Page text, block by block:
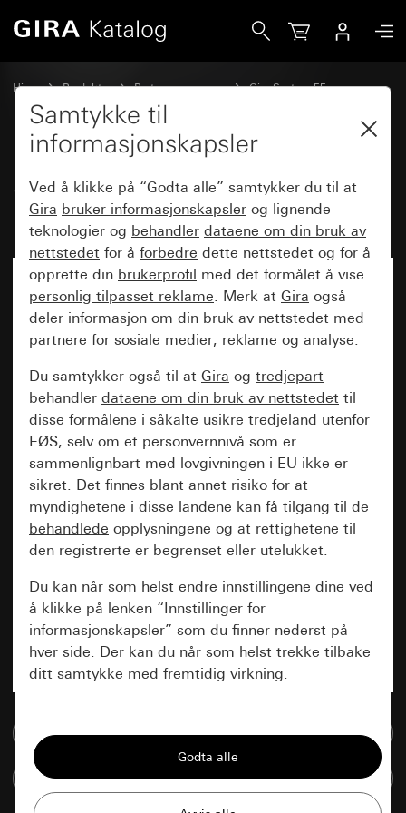
Hjem Produkter Bryterprogrammer
Gira System 55
Kobling og trykking
System 3000 betjeningspåsats
BT System 55
Til mediadatabase
Sammenlign artikkel
Samtykke til
informasjonskapsler
Ved å klikke på “Godta alle” samtykker du til at
Gira bruker informasjonskapsler og lignende
teknologier og behandler dataene om din bruk av
nettstedet for å forbedre dette nettstedet og for å
opprette din brukerprofil med det formålet å vise
personlig tilpasset reklame. Merk at Gira også
deler informasjon om din bruk av nettstedet med
partnere for sosiale medier, reklame og analyse.
Du samtykker også til at Gira og tredjepart
behandler dataene om din bruk av nettstedet til
disse formålene i såkalte usikre tredjeland utenfor
EØS, selv om et personvernnivå som er
sammenlignbart med lovgivningen i EU ikke er
sikret. Det finnes blant annet risiko for at
myndighetene i disse landene kan få tilgang til de
behandlede opplysningene og at rettighetene til
den registrerte er begrenset eller utelukket.
Du kan når som helst endre innstillingene dine ved
å klikke på lenken “Innstillinger for
informasjonskapsler” som du finner nederst på
hver side. Der kan du når som helst trekke tilbake
ditt samtykke med fremtidig virkning.
Alle informasjonskapslene vi trenger for å
kunne vise deg siden.